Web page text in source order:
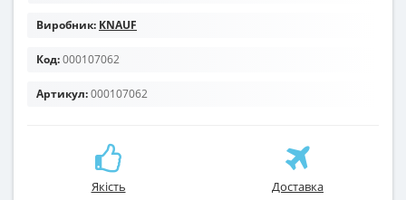
Виробник: KNAUF
Код:000107062
Артикул:000107062
Якість Доставка